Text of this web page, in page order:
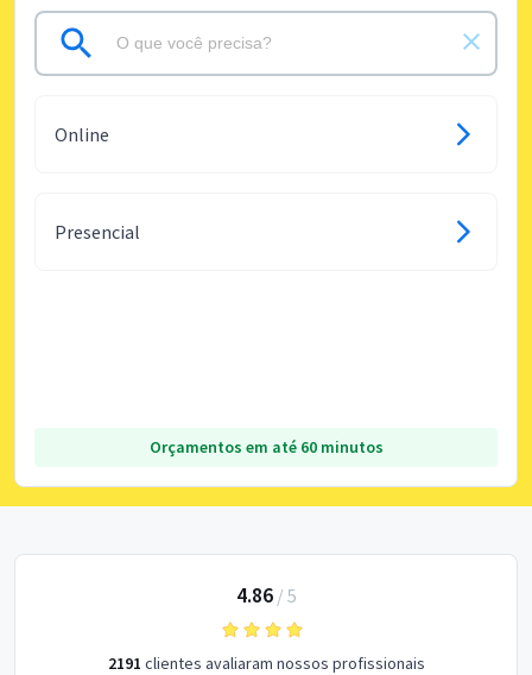
Online
Presencial
Orçamentos em até 60 minutos
4.86/ 5
2191 clientes avaliaram nossos profissionais